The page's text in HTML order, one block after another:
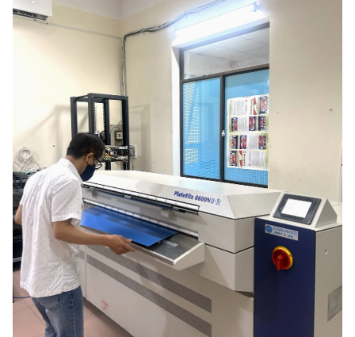
CHUYÊN ĐỀ
CÁC CHUYÊN TRANG
VỀ BÁO NHÂN DÂN
THỜI NAY
NHÂN DÂN CUỐI TUẦN
NHÂN DÂN HẰNG THÁNG
MUA BÁO
ĐỌC BÁO IN